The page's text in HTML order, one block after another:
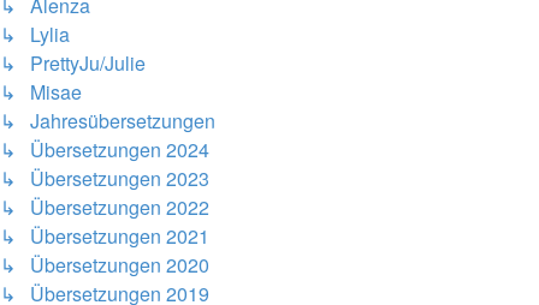
↳ Lylia
↳ PrettyJu/Julie
↳ Misae
↳ Jahresübersetzungen
↳ Übersetzungen 2024
↳ Übersetzungen 2023
↳ Übersetzungen 2022
↳ Übersetzungen 2021
↳ Übersetzungen 2020
↳ Übersetzungen 2019